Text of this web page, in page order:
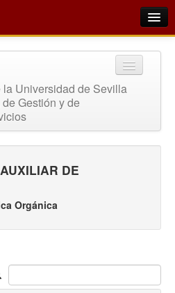
Universidad de Sevilla
Gestión y de
DE
Orgánica